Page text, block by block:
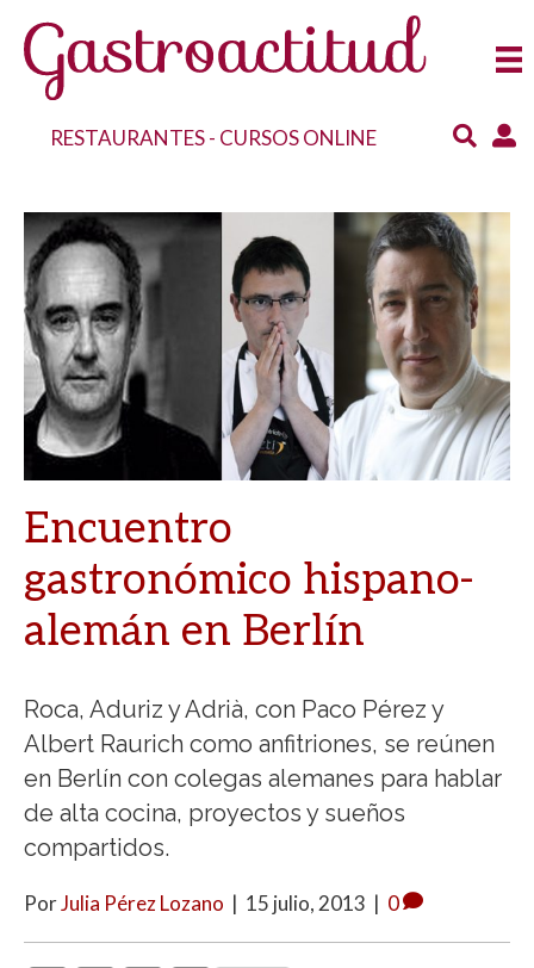
RESTAURANTES- CURSOS ONLINE
Encuentro
gastronómico hispano-
alemán en Berlín
Roca, Aduriz y Adrià, con Paco Pérez y
Albert Raurich como anfitriones, se reúnen
en Berlín con colegas alemanes para hablar
de alta cocina, proyectos y sueños
compartidos.
PorJulia Pérez Lozano | 15 julio, 2013 | 0